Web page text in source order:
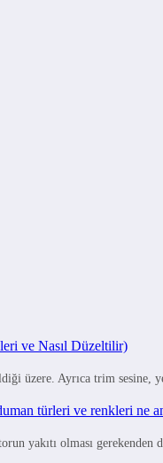
ve Nasıl Düzeltilir)
üzere. Ayrıca trim sesine,
türleri ve renkleri ne
yakıtı olması